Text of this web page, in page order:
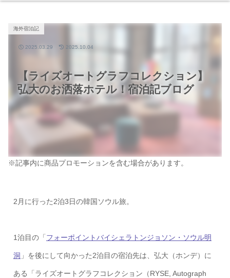
【ライズオートグラフコレクション】
弘大のお洒落ホテル！宿泊記ブログ
海外宿泊記
2025.03.29 2025.10.04
※記事内に商品プロモーションを含む場合があります。
2月に行った2泊3日の韓国ソウル旅。
1泊目の「 フォーポイントバイシェラトンジョソン・ソウル明
洞 」を後にして向かった2泊目の宿泊先は、弘大（ホンデ）に
ある「ライズオートグラフコレクション（RYSE, Autograph